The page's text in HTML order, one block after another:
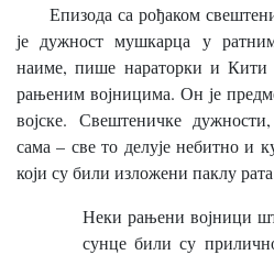
Епизода са рођаком
је дужност мушкарца у
наиме, пише нараторки и Кити
рањеним војницима. Он је
војске. Свештеничке
сама – све то делује небитно и
који су били изложени паклу
Неки рањени војници
сунце били су